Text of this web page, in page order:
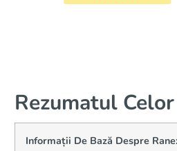
Rezumatul
Informații De Bază Despre